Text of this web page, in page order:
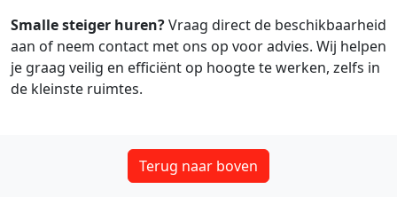
Smalle steiger huren?Vraag direct de beschikbaarheid
aan of neem contact met ons op voor advies. Wij helpen
je graag veilig en efficiënt op hoogte te werken, zelfs in
de kleinste ruimtes.
Terug naar boven